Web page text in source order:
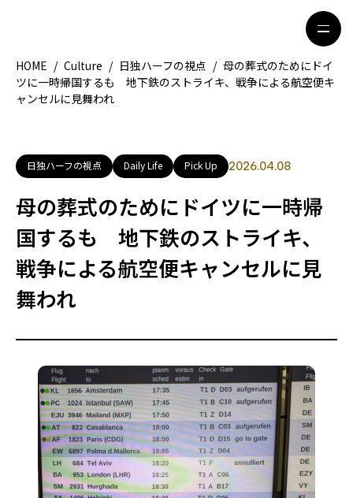
地域別ガイド
グルメ
観光ガイド
留学＆キャリア
ライフスタイル
著者一覧
ライター募集
HOME / Culture / 日独ハーフの視点 / 母の葬式のためにドイ
ツに一時帰国するも 地下鉄のストライキ、戦争による航空便キ
ャンセルに見舞われ
日独ハーフの視点 Daily Life Pick Up 2026.04.08
母の葬式のためにドイツに一時帰
国するも 地下鉄のストライキ、
戦争による航空便キャンセルに見
舞われ